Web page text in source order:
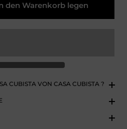
den Warenkorb legen
CUBISTA VON CASA CUBISTA ?